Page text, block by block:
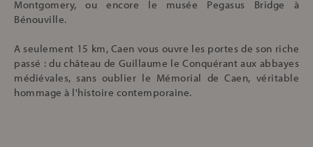
Montgomery, ou encore le musée Pegasus Bridge à
Bénouville.
A seulement 15 km, Caen vous ouvre les portes de son riche
passé : du château de Guillaume le Conquérant aux abbayes
médiévales, sans oublier le Mémorial de Caen, véritable
hommage à l'histoire contemporaine.